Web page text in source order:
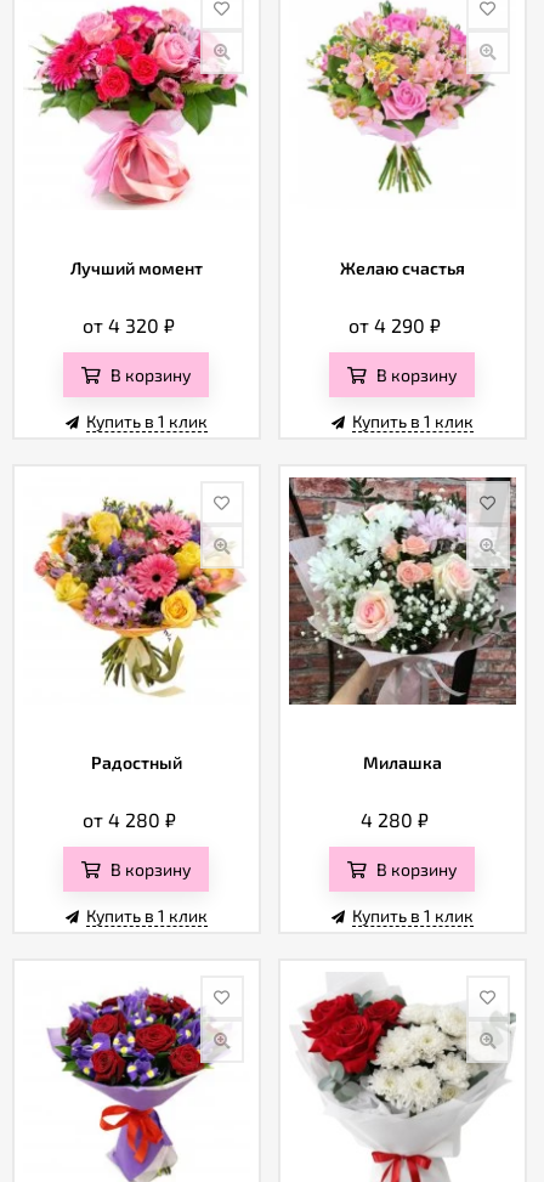
Лучший момент
от 4 320₽
В корзину
Купить в 1 клик
Желаю счастья
от 4 290₽
В корзину
Купить в 1 клик
Радостный
от 4 280 ₽
В корзину
Купить в 1 клик
Милашка
4 280₽
В корзину
Купить в 1 клик